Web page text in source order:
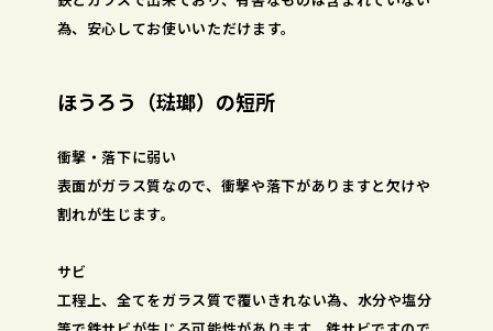
為、安心してお使いいただけます。
ほうろう（琺瑯）の短所
衝撃・落下に弱い
表面がガラス質なので、衝撃や落下がありますと欠けや
割れが生じます。
サビ
工程上、全てをガラス質で覆いきれない為、水分や塩分